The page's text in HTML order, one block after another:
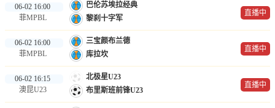
06-02 16:00
菲MPBL
巴伦苏埃拉经典
黎刹十字军
直播中
06-02 16:00
菲MPBL
三宝颜布兰德
库拉坎
直播中
06-02 16:15
澳昆U23
北极星U23
布里斯班前锋U23
直播中